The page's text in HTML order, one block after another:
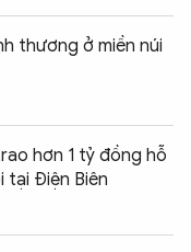
thương ở miền núi
hơn 1 tỷ đồng hỗ
tại Điện Biên